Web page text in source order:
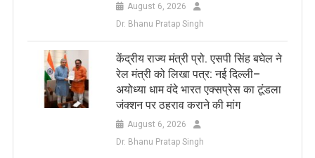
August 6, 2026
Dr. Bhanu Pratap Singh
केंद्रीय राज्य मंत्री प्रो. एसपी सिंह बघेल ने
रेल मंत्री को लिखा पत्र: नई दिल्ली–
अयोध्या धाम वंदे भारत एक्सप्रेस का टूंडला
जंक्शन पर ठहराव कराने की मांग
August 6, 2026
Dr. Bhanu Pratap Singh